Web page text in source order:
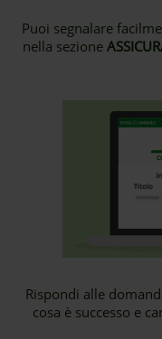
Puoi segnalare
nella sezione
Rispondi alle
cosa è successo e